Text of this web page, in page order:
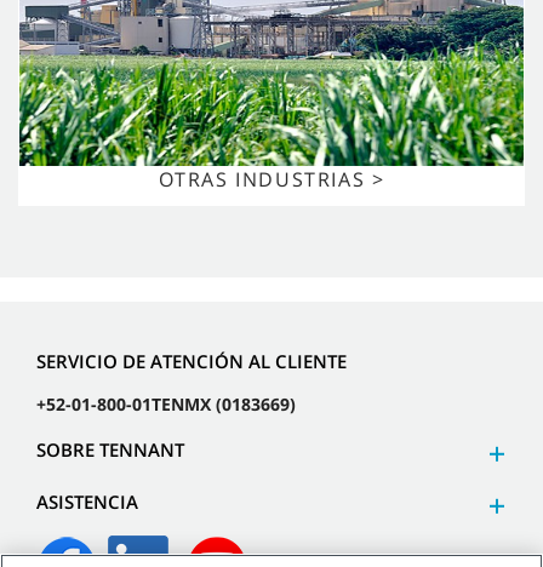
OTRAS INDUSTRIAS >
SERVICIO DE ATENCIÓN AL CLIENTE
+52-01-800-01TENMX (0183669)
SOBRE TENNANT
ASISTENCIA